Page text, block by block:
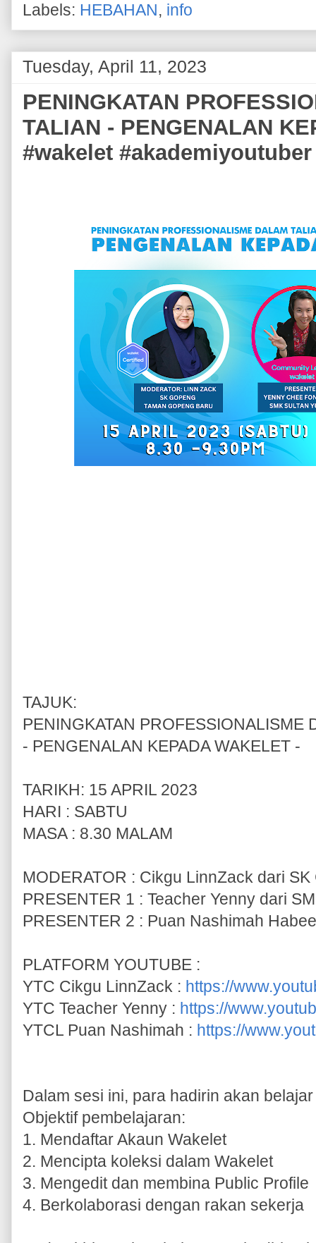
Labels: HEBAHAN, info
Tuesday, April 11, 2023
PENINGKATAN
TALIAN - PENGENALAN
#wakelet #akademiyoutuber
TAJUK:
PENINGKATAN PROFESSIONALISME
- PENGENALAN KEPADA WAKELET -
TARIKH: 15 APRIL 2023
HARI : SABTU
MASA : 8.30 MALAM
MODERATOR : Cikgu LinnZack dari
PRESENTER 1 : Teacher Yenny dari
PRESENTER 2 : Puan Nashimah
PLATFORM YOUTUBE :
YTC Cikgu LinnZack : https://
YTC Teacher Yenny : https://
YTCL Puan Nashimah : https://
Dalam sesi ini, para hadirin akan
Objektif pembelajaran:
1. Mendaftar Akaun Wakelet
2. Mencipta koleksi dalam Wakelet
3. Mengedit dan membina Public Profile
4. Berkolaborasi dengan rakan sekerja